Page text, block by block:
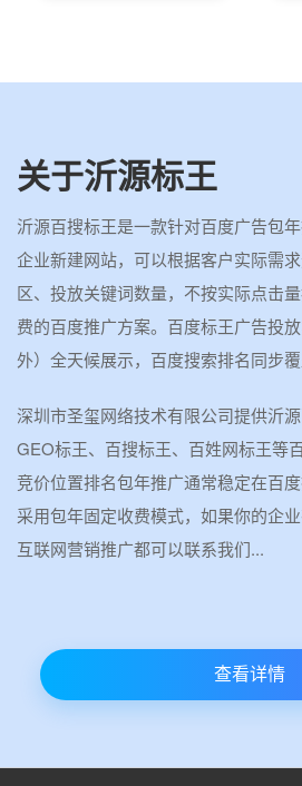
关于沂源标王
沂源百搜标王是一款针对百度广告包
企业新建网站，可以根据客户实际需
区、投放关键词数量，不按实际点击
费的百度推广方案。百度标王广告投
外）全天候展示，百度搜索排名同步覆
深圳市圣玺网络技术有限公司提供沂源
GEO标王、百搜标王、百姓网标王等
竞价位置排名包年推广通常稳定在百
采用包年固定收费模式，如果你的企
互联网营销推广都可以联系我们...
查看详情